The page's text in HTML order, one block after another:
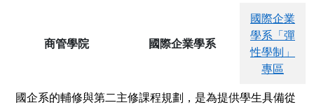
商管學院 國際企業學系
國際企業
學系「彈
性學制」
專區
國企系的輔修與第二主修課程規劃，是為提供學生具備從